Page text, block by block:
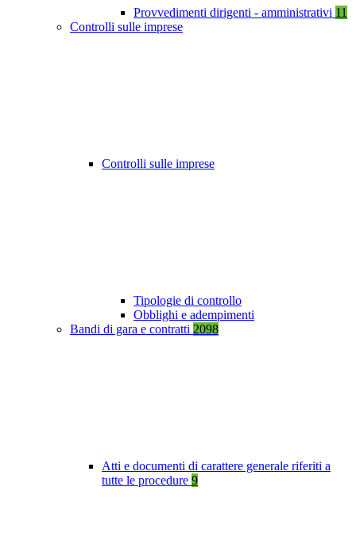
Provvedimenti dirigenti - amministrativi 11
Controlli sulle imprese
Controlli sulle imprese
Tipologie di controllo
Obblighi e adempimenti
Bandi di gara e contratti 2098
Atti e documenti di carattere generale riferiti a
tutte le procedure 9